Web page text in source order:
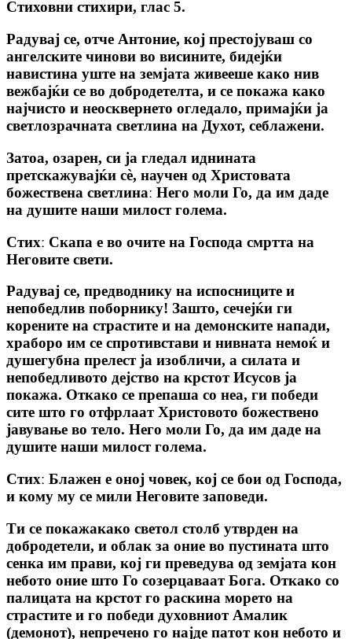
Стиховни стихири, глас 5.
Радувај се, отче Антоние, кој престојуваш со
ангелските чинови во висините, бидејќи
навистина уште на земјата живееше како нив
вежбајќи се во добродетелта, и се покажа како
најчисто и неосквернето огледало, примајќи ја
светлозрачната светлина на Духот, себлажени.
Затоа, озарен, си ја гледал иднината
претскажувајќи сѐ, научен од Христовата
божествена светлинаː Него моли Го, да им даде
на душите наши милост голема.
Стихː Скапа е во очите на Господа смртта на
Неговите свети.
Радувај се, предводнику на испосниците и
непобедлив поборнику! Зашто, сечејќи ги
корените на страстите и на демонските напади,
храборо им се спротивстави и нивната немоќ и
душегубна прелест ја изобличи, а силата и
непобедливото дејство на крстот Исусов ја
покажа. Откако се препаша со неа, ги победи
сите што го отфрлаат Христовото божествено
јавување во тело. Него моли Го, да им даде на
душите наши милост голема.
Стихː Блажен е оној човек, кој се бои од Господа,
и кому му се мили Неговите заповеди.
Ти се покажакако светол столб утврден на
добродетели, и облак за оние во пустината што
сенка им прави, кој ги преведува од земјата кон
небото оние што Го созерцаваат Бога. Откако со
палицата на крстот го раскина морето на
страстите и го победи духовниот Амалик
(демонот), непречено го најде патот кон небото и